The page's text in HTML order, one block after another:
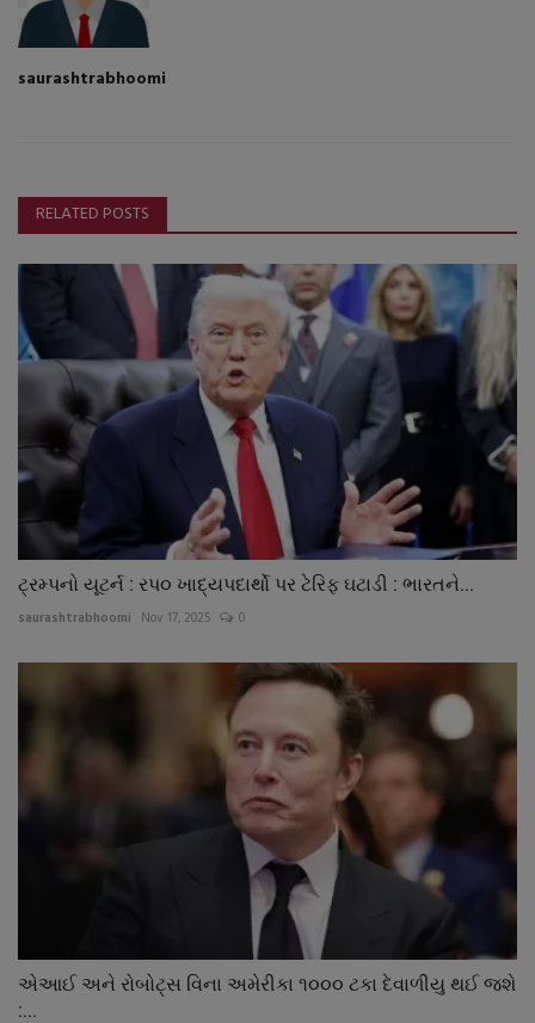
saurashtrabhoomi
RELATED POSTS
ટ્રમ્પનો યૂટર્ન : રપ૦ ખાદ્યપદાર્થો પર ટેરિફ ઘટાડી : ભારતને...
saurashtrabhoomi Nov 17, 2025 0
એઆઈ અને રોબોટ્સ વિના અમેરીકા ૧૦૦૦ ટકા દેવાળીયુ થઈ જશે
:...